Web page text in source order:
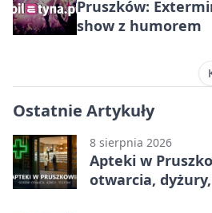
Pruszków:
show z humorem
Ostatnie Artykuły
8 sierpnia 2026
Apteki w
otwarcia,